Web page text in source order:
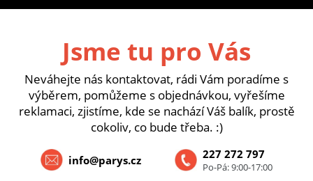
Jsme tu pro Vás
Neváhejte nás kontaktovat, rádi Vám poradíme s
výběrem, pomůžeme s objednávkou, vyřešíme
reklamaci, zjistíme, kde se nachází Váš balík, prostě
cokoliv, co bude třeba. :)
227 272 797
Po-Pá: 9:00-17:00
info@parys.cz